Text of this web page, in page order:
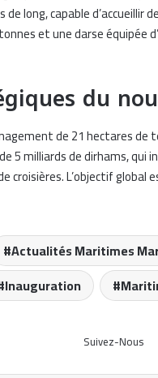
long, capable
et une darse équipée
du
de 21 hectares
5 milliards de dirhams,
croisières. L’objectif
Actualités Maritimes
Inauguration
Suivez-Nous